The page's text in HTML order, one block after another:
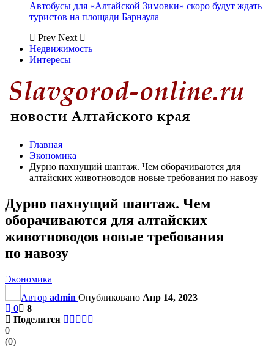
Автобусы для «Алтайской Зимовки» скоро будут ждать
туристов на площади Барнаула
Prev Next
Недвижимость
Интересы
Главная
Экономика
Дурно пахнущий шантаж. Чем оборачиваются для
алтайских животноводов новые требования по навозу
Дурно пахнущий шантаж. Чем
оборачиваются для алтайских
животноводов новые требования
по навозу
Экономика
Автор admin Опубликовано Апр 14, 2023
0
8
Поделится
0
(0)